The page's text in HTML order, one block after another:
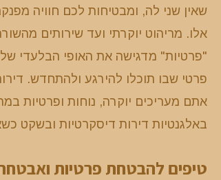
שאין שני לה, ומבטיחות לכם חוויה
אלו. מריהוט יוקרתי ועד שירותים
"פרטיות" מדגישה את האופי הבלעדי
פרטי שבו תוכלו להירגע ולהתחדש.
אתם מעריכים יוקרה, נוחות ופרטיות
באלגנטיות דירות דיסקרטיות ובשקט
טיפים להבטחת פרטיות